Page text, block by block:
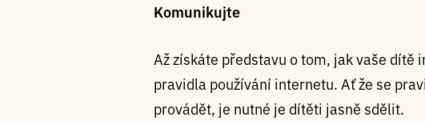
Komunikujte
Až získáte představu o tom, jak vaše dítě
pravidla používání internetu. Ať že se
provádět, je nutné je dítěti jasně sdělit.